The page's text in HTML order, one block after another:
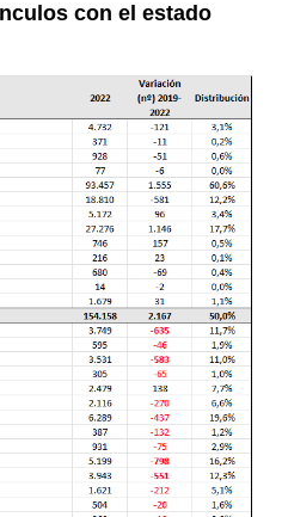
con el estado